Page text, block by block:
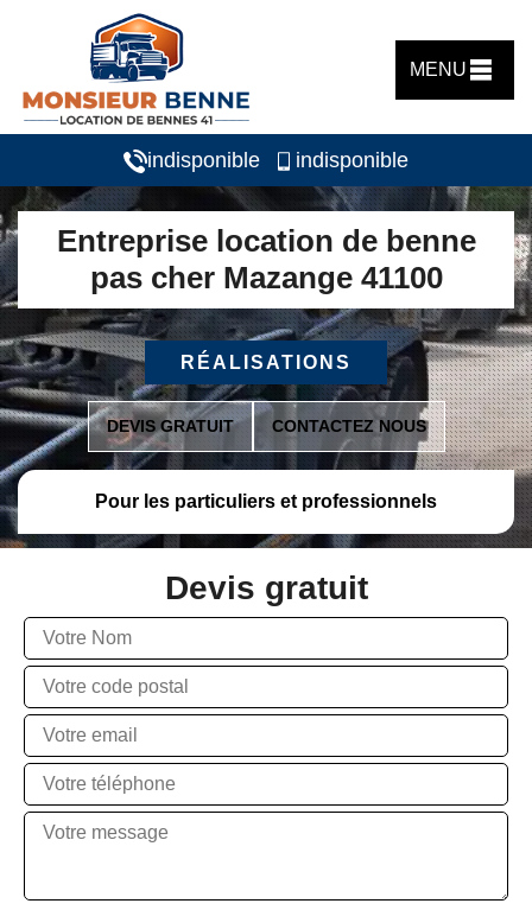
MENU
indisponible indisponible
Entreprise location de benne
pas cher Mazange 41100
RÉALISATIONS
DEVIS GRATUIT CONTACTEZ NOUS
Pour les particuliers et professionnels
Devis gratuit